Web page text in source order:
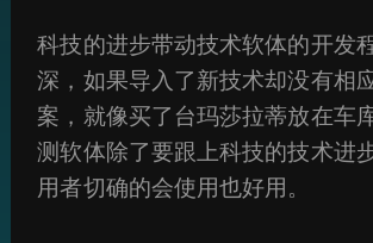
科技的进步带动技术软体的开发
深，如果导入了新技术却没有相
案，就像买了台玛莎拉蒂放在车
测软体除了要跟上科技的技术进
用者切确的会使用也好用。